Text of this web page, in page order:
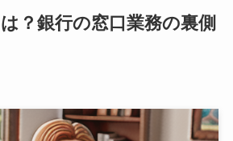
？銀行の窓口業務の裏側